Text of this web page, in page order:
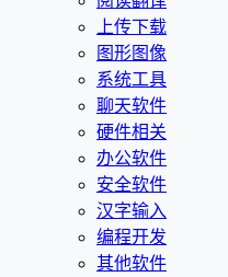
上传下载
图形图像
系统工具
聊天软件
硬件相关
办公软件
安全软件
汉字输入
编程开发
其他软件